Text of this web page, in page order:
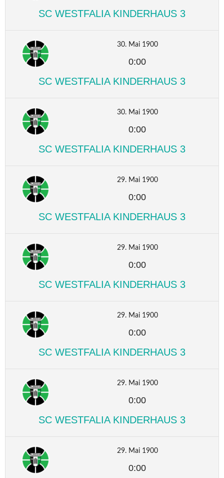
SC WESTFALIA KINDERHAUS 3
30. Mai 1900
0:00
SC WESTFALIA KINDERHAUS 3
30. Mai 1900
0:00
SC WESTFALIA KINDERHAUS 3
29. Mai 1900
0:00
SC WESTFALIA KINDERHAUS 3
29. Mai 1900
0:00
SC WESTFALIA KINDERHAUS 3
29. Mai 1900
0:00
SC WESTFALIA KINDERHAUS 3
29. Mai 1900
0:00
SC WESTFALIA KINDERHAUS 3
29. Mai 1900
0:00